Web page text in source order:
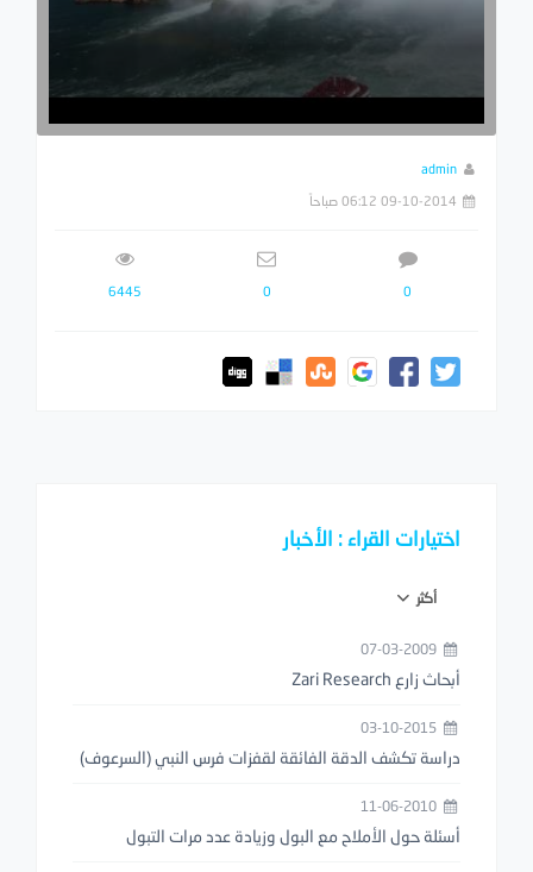
admin
09-10-2014 06:12 صباحاً
0
0
6445
اختيارات القراء : الأخبار
أكثر
أبحاث زارع Zari Research
دراسة تكشف الدقة الفائقة لقفزات فرس النبي (السرعوف)
أسئلة حول الأملاح مع البول وزيادة عدد مرات التبول